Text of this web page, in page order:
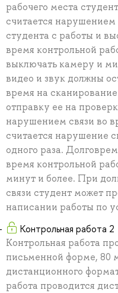
рабочего места
считается
студента с работы и
время контрольной
выключать камеру и
видео и звук должны
время на
отправку ее на
нарушением связи во
считается нарушение
одного раза.
время контрольной
минут и более. При
связи студент может
написании работы по
Контрольная работа 2
Контрольная работа
письменной форме, 80
дистанционного
работа проводится